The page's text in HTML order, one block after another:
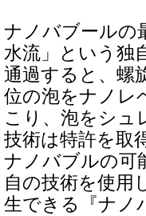
ナノバブールの
水流」という独
通過すると、螺
位の泡をナノレ
こり、泡をシュ
技術は特許を取
ナノバブルの可
自の技術を使用
生できる『ナノ